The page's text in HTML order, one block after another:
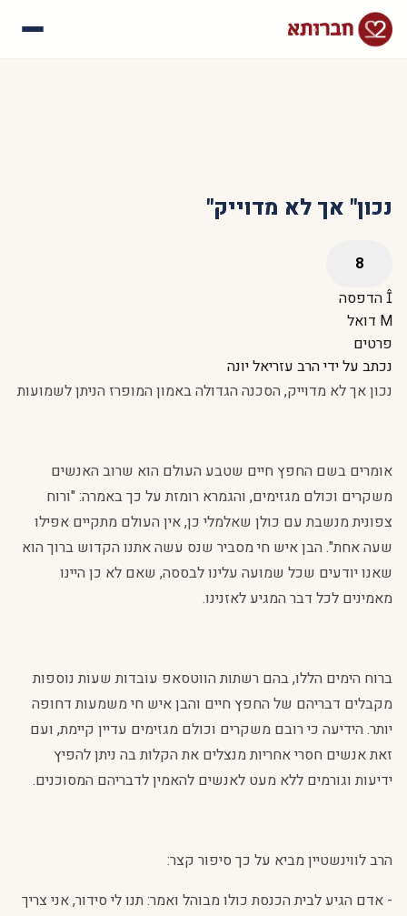
נכון" אך לא מדוייק"
הדפסה
דואל
פרטים
נכתב על ידיהרב עזריאל יונה
נכון אך לא מדוייק, הסכנה הגדולה באמון המופרז הניתן לשמועות
אומרים בשם החפץ חיים שטבע העולם הוא שרוב האנשים
משקרים וכולם מגזימים, והגמרא רומזת על כך באמרה: "ורוח
צפונית מנשבת עם כולן שאלמלי כן, אין העולם מתקיים אפילו
שעה אחת". הבן איש חי מסביר שנס עשה אתנו הקדוש ברוך הוא
שאנו יודעים שכל שמועה עלינו לבססה, שאם לא כן היינו
מאמינים לכל דבר המגיע לאזנינו.
ברוח הימים הללו, בהם רשתות הווטסאפ עובדות שעות נוספות
מקבלים דבריהם של החפץ חיים והבן איש חי משמעות דחופה
יותר. הידיעה כי רובם משקרים וכולם מגזימים עדיין קיימת, ועם
זאת אנשים חסרי אחריות מנצלים את הקלות בה ניתן להפיץ
ידיעות וגורמים ללא מעט לאנשים להאמין לדבריהם המסוכנים.
הרב לווינשטיין מביא על כך סיפור קצר:
- אדם הגיע לבית הכנסת כולו מבוהל ואמר: תנו לי סידור, אני צריך